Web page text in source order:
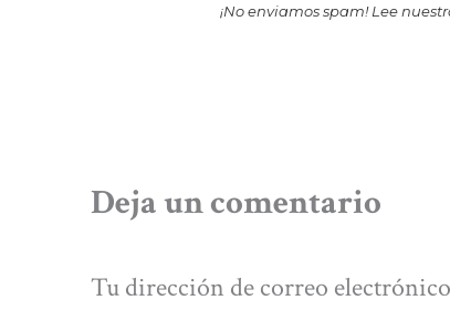
¡No enviamos spam! Lee
Deja un comentario
Tu dirección de correo